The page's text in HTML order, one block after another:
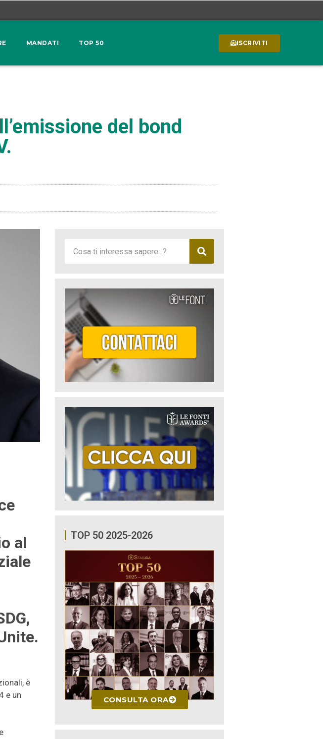
MANDATI TOP 50 ISCRIVITI
del bond
al
è
e un
TOP 50 2025-2026
CONSULTA ORA